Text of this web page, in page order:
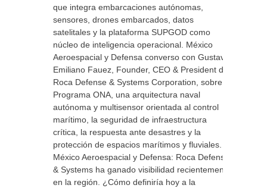
que integra embarcaciones autónomas,
sensores, drones embarcados, datos
satelitales y la plataforma SUPGOD como
núcleo de inteligencia operacional. México
Aeroespacial y Defensa converso con Gustavo
Emiliano Fauez, Founder, CEO & President de
Roca Defense & Systems Corporation, sobre el
Programa ONA, una arquitectura naval
autónoma y multisensor orientada al control
marítimo, la seguridad de infraestructura
crítica, la respuesta ante desastres y la
protección de espacios marítimos y fluviales.
México Aeroespacial y Defensa: Roca Defense
& Systems ha ganado visibilidad recientemente
en la región. ¿Cómo definiría hoy a la